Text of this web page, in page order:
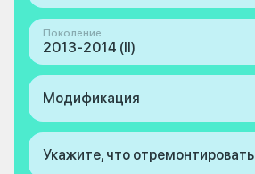
Поколение
2013-2014 (II)
Модификация
Укажите, что отремонтировать